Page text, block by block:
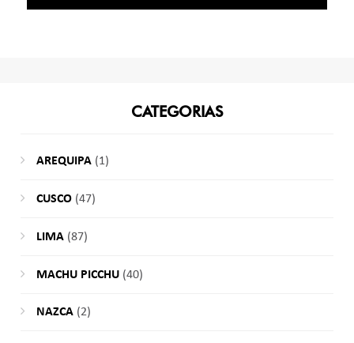
CATEGORIAS
AREQUIPA(1)
CUSCO(47)
LIMA(87)
MACHU PICCHU(40)
NAZCA(2)